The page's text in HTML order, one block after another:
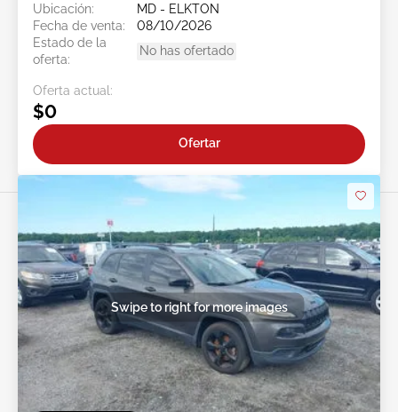
Ubicación:
MD - ELKTON
Fecha de venta:
08/10/2026
Estado de la
oferta:
No has ofertado
Oferta actual:
$0
Ofertar
Swipe to right for more images